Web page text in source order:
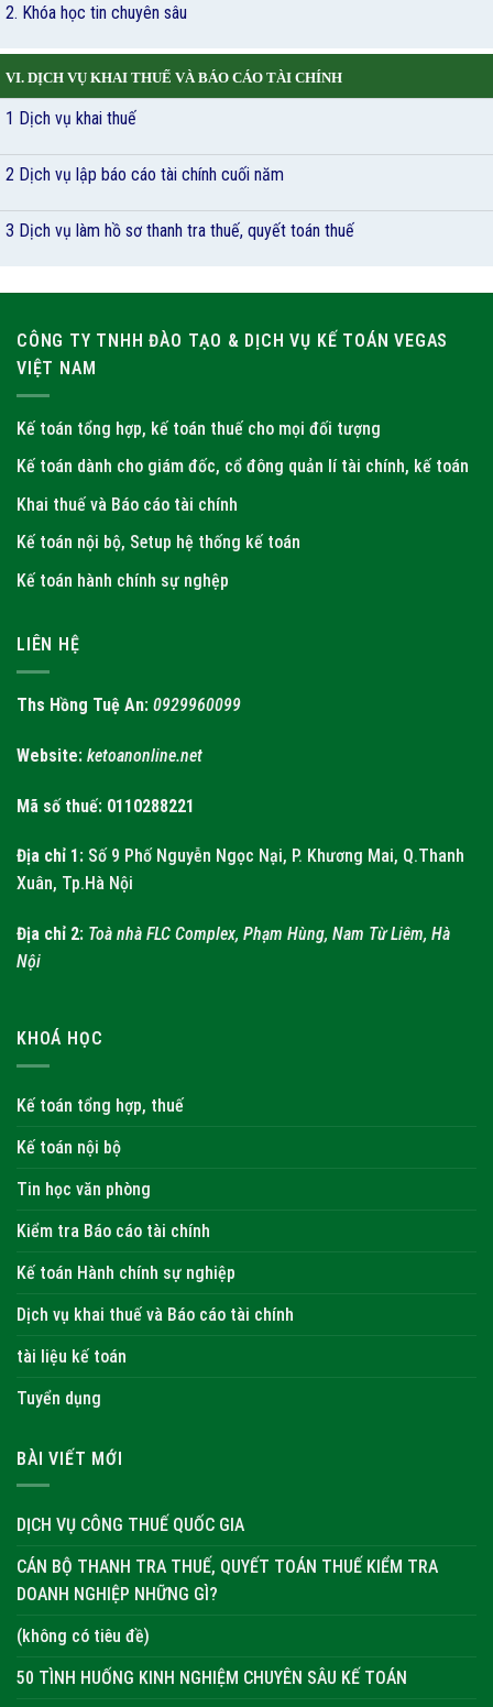
2. Khóa học tin chuyên sâu
VI. DỊCH VỤ KHAI THUẾ VÀ BÁO CÁO TÀI CHÍNH
1 Dịch vụ khai thuế
2 Dịch vụ lập báo cáo tài chính cuối năm
3 Dịch vụ làm hồ sơ thanh tra thuế, quyết toán thuế
CÔNG TY TNHH ĐÀO TẠO & DỊCH VỤ KẾ TOÁN VEGAS
VIỆT NAM
Kế toán tổng hợp, kế toán thuế cho mọi đối tượng
Kế toán dành cho giám đốc, cổ đông quản lí tài chính, kế toán
Khai thuế và Báo cáo tài chính
Kế toán nội bộ, Setup hệ thống kế toán
Kế toán hành chính sự nghệp
LIÊN HỆ
Ths Hồng Tuệ An: 0929960099
Website: ketoanonline.net
Mã số thuế: 0110288221
Địa chỉ 1: Số 9 Phố Nguyễn Ngọc Nại, P. Khương Mai, Q.Thanh
Xuân, Tp.Hà Nội
Địa chỉ 2: Toà nhà FLC Complex, Phạm Hùng, Nam Từ Liêm, Hà
Nội
KHOÁ HỌC
Kế toán tổng hợp, thuế
Kế toán nội bộ
Tin học văn phòng
Kiểm tra Báo cáo tài chính
Kế toán Hành chính sự nghiệp
Dịch vụ khai thuế và Báo cáo tài chính
tài liệu kế toán
Tuyển dụng
BÀI VIẾT MỚI
DỊCH VỤ CÔNG THUẾ QUỐC GIA
CÁN BỘ THANH TRA THUẾ, QUYẾT TOÁN THUẾ KIỂM TRA
DOANH NGHIỆP NHỮNG GÌ?
(không có tiêu đề)
50 TÌNH HUỐNG KINH NGHIỆM CHUYÊN SÂU KẾ TOÁN